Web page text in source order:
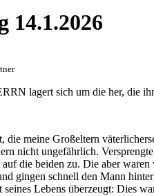
14.1.2026
lagert sich um die her, die
die meine Großeltern
nicht ungefährlich.
die beiden zu. Die aber
gingen schnell den Mann
Lebens überzeugt: Dies